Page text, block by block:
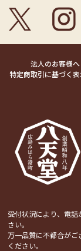
法人のお客様へ
特定商取引に基づく
受付状況により、電
さい。
万一品質に不都合が
ください。